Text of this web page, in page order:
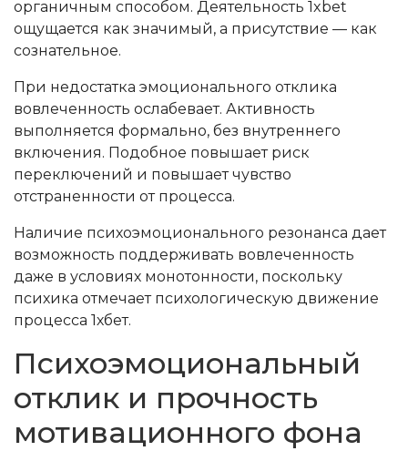
органичным способом. Деятельность 1xbet
ощущается как значимый, а присутствие — как
сознательное.
При недостатка эмоционального отклика
вовлеченность ослабевает. Активность
выполняется формально, без внутреннего
включения. Подобное повышает риск
переключений и повышает чувство
отстраненности от процесса.
Наличие психоэмоционального резонанса дает
возможность поддерживать вовлеченность
даже в условиях монотонности, поскольку
психика отмечает психологическую движение
процесса 1хбет.
Психоэмоциональный
отклик и прочность
мотивационного фона